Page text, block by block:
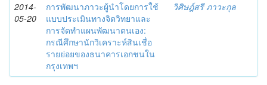
2014-
05-20
การพัฒนาภาวะผู้นำโดยการใช้
แบบประเมินทางจิตวิทยาและ
การจัดทำแผนพัฒนาตนเอง:
กรณีศึกษานักวิเคราะห์สินเชื่อ
รายย่อยของธนาคารเอกชนใน
กรุงเทพฯ
วิศิษฎ์สรี ภาวะกุล